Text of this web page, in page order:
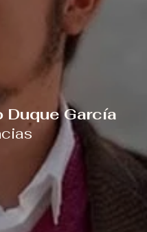
Duque García